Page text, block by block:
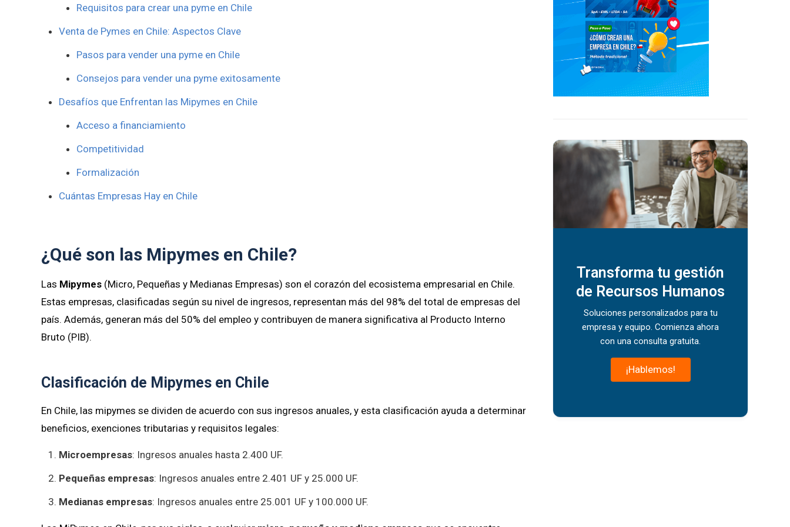
Requisitos para crear una pyme en Chile
Venta de Pymes en Chile: Aspectos Clave
Pasos para vender una pyme en Chile
Consejos para vender una pyme exitosamente
Desafíos que Enfrentan las Mipymes en Chile
Acceso a financiamiento
Competitividad
Formalización
Cuántas Empresas Hay en Chile
¿Qué son las Mipymes en Chile?
Las Mipymes (Micro, Pequeñas y Medianas Empresas) son el corazón del ecosistema empresarial en Chile.
Estas empresas, clasificadas según su nivel de ingresos, representan más del 98% del total de empresas del
país. Además, generan más del 50% del empleo y contribuyen de manera significativa al Producto Interno
Bruto (PIB).
Clasificación de Mipymes en Chile
En Chile, las mipymes se dividen de acuerdo con sus ingresos anuales, y esta clasificación ayuda a determinar
beneficios, exenciones tributarias y requisitos legales:
Microempresas: Ingresos anuales hasta 2.400 UF.
Pequeñas empresas: Ingresos anuales entre 2.401 UF y 25.000 UF.
Medianas empresas: Ingresos anuales entre 25.001 UF y 100.000 UF.
Transforma tu gestión
de Recursos Humanos
Soluciones personalizados para tu
empresa y equipo. Comienza ahora
con una consulta gratuita.
¡Hablemos!